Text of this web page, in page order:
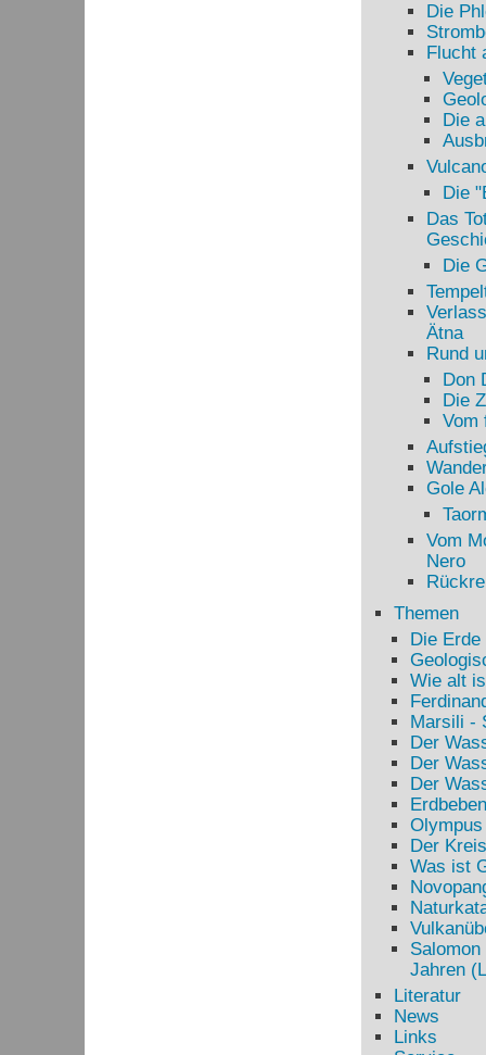
Die
Flucht
Die
Die
Das
Die
Ätna
Rund
Don
Die
Vom
Gole
Vom
Nero
Themen
Die
Wie alt
Marsili -
Der
Der
Der
Der
Was ist
Jahren
Literatur
News
Links